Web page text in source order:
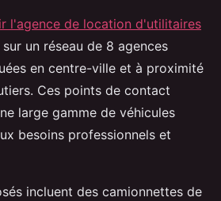
l'agence de location d'utilitaires
un réseau de 8 agences
en centre-ville et à proximité
Ces points de contact
large gamme de véhicules
besoins professionnels et
incluent des camionnettes de